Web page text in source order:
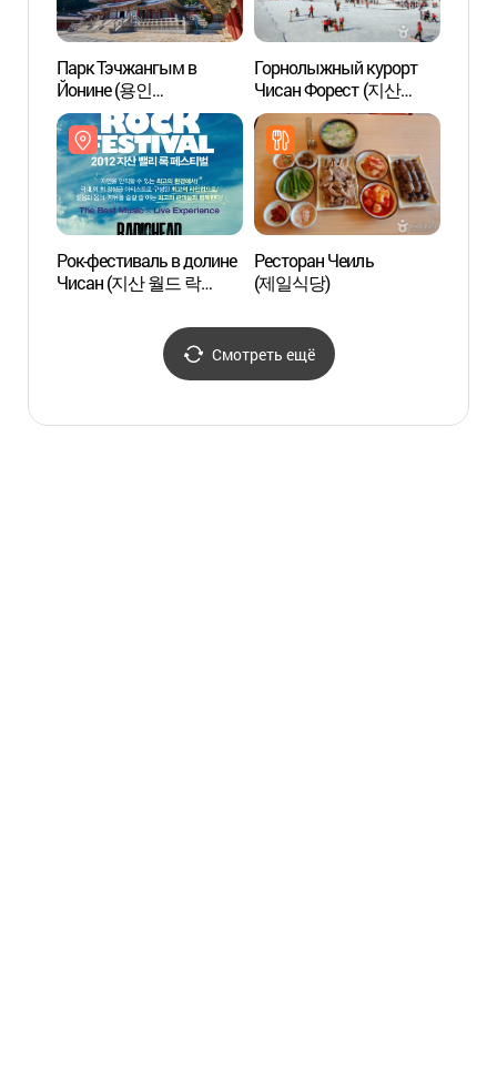
Парк Тэчжангым в
Йонине (용인
대장금파크)
Горнолыжный курорт
Чисан Форест (지산
포레스트 리조트 스키장 )
Рок-фестиваль в долине
Чисан (지산 월드 락
Ресторан Чеиль
(제일식당)
Смотреть ещё